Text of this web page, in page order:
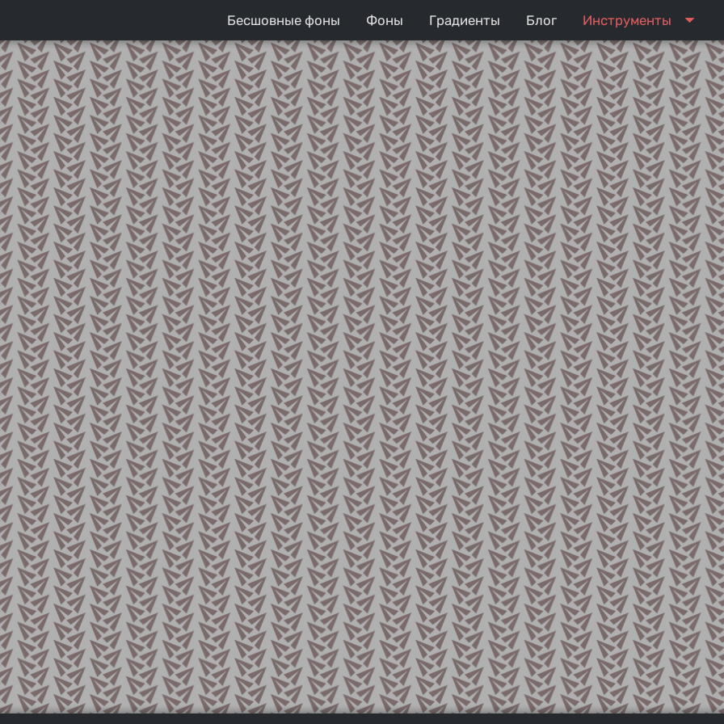
Бесшовные фоны Фоны Градиенты Блог Инструменты arrow_drop_down